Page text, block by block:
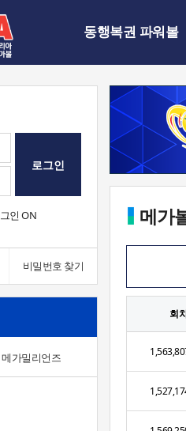
동행복권 파워볼
로그인
인 ON
비밀번호 찾기
메가밀리언즈
메가
회